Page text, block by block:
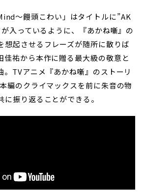
〜饅頭こわい」はタイトルに”AK
入っているように、『あかね噺』の
想起させるフレーズが随所に散りば
佳祐から本作に贈る最大級の敬意と
。TVアニメ『あかね噺』のストーリ
編のクライマックスを前に朱音の物
振り返ることができる。